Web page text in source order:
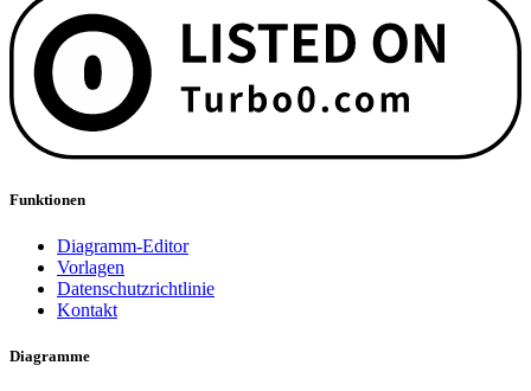
Funktionen
Diagramm-Editor
Vorlagen
Datenschutzrichtlinie
Kontakt
Diagramme